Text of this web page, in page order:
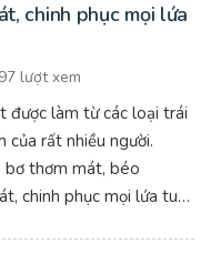
chinh phục mọi lứa
lượt xem
được làm từ các loại trái
của rất nhiều người.
bơ thơm mát, béo
chinh phục mọi lứa tuổi.